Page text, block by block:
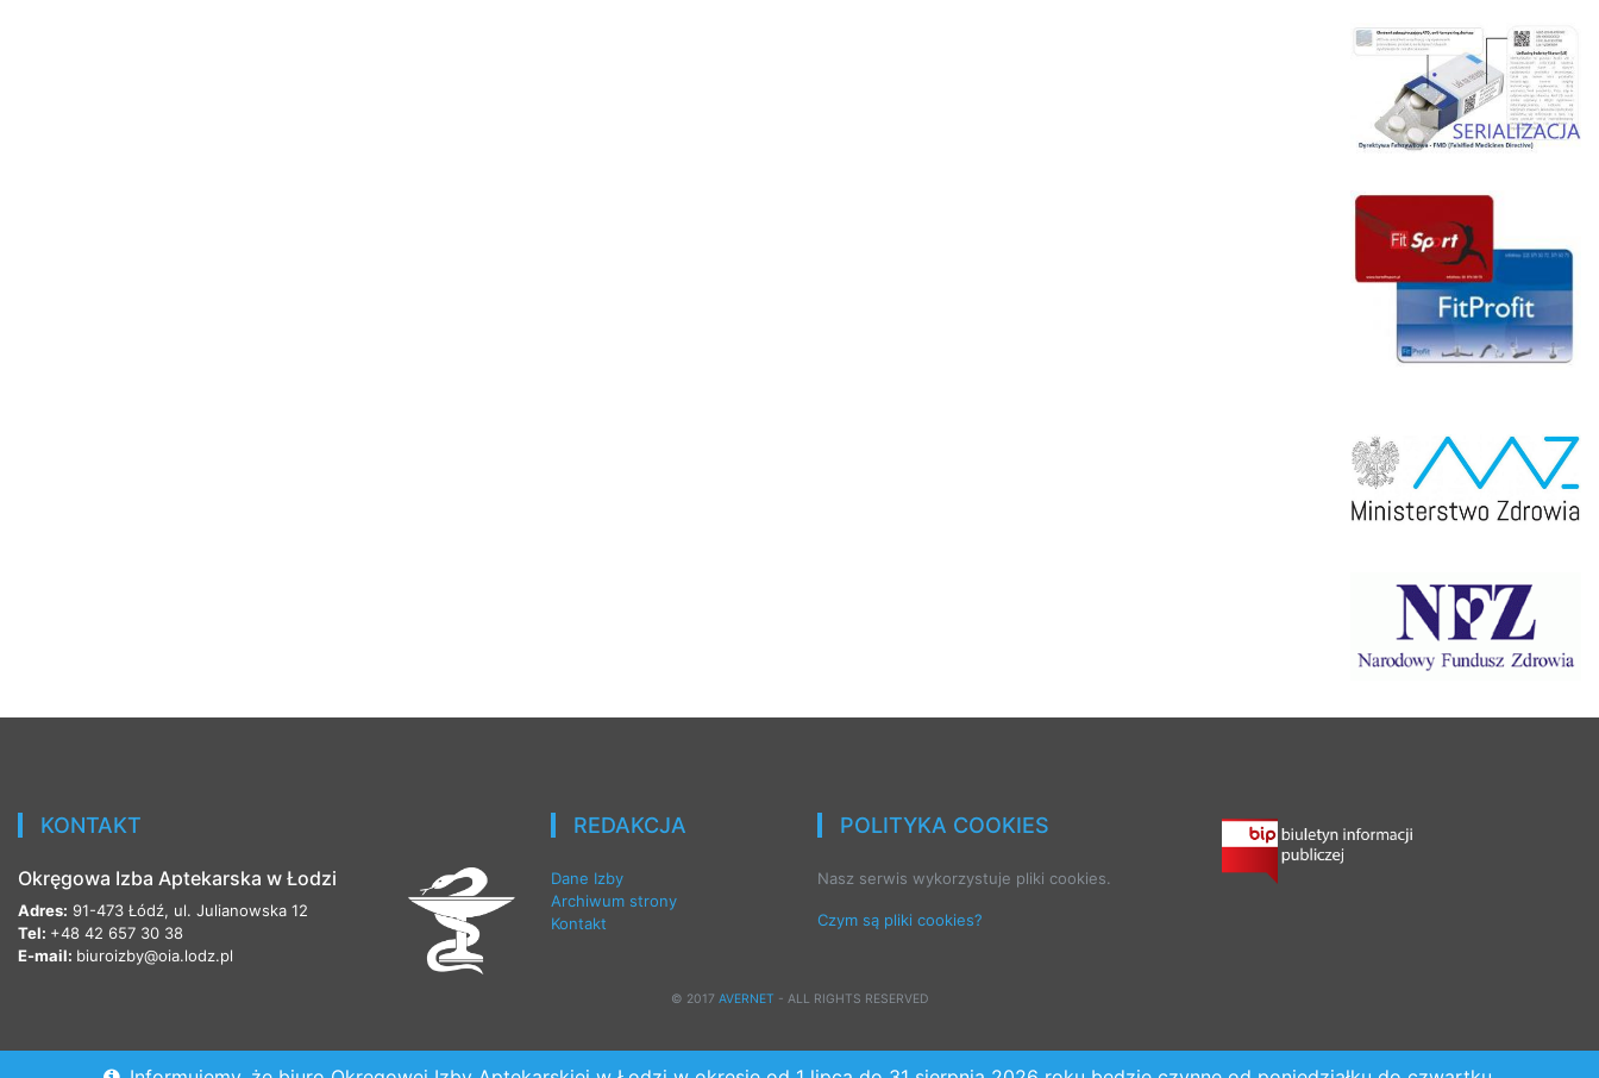
KONTAKT
Okręgowa Izba Aptekarska w Łodzi
Adres: 91-473 Łódź, ul. Julianowska 12
Tel: +48 42 657 30 38
E-mail: biuroizby@oia.lodz.pl
REDAKCJA
Dane Izby
Archiwum strony
Kontakt
POLITYKA COOKIES
Nasz serwis wykorzystuje pliki cookies.
Czym są pliki cookies?
© 2017 AVERNET - ALL RIGHTS RESERVED